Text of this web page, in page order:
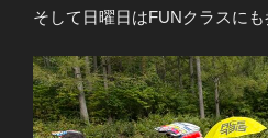
そして日曜日はFUNクラスにも